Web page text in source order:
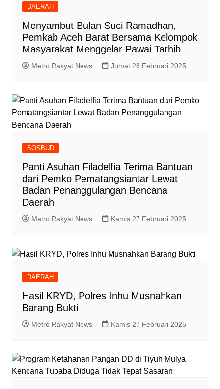
DAERAH
Menyambut Bulan Suci Ramadhan,
Pemkab Aceh Barat Bersama Kelompok
Masyarakat Menggelar Pawai Tarhib
Metro Rakyat News Jumat 28 Februari 2025
SOSBUD
Panti Asuhan Filadelfia Terima Bantuan
dari Pemko Pematangsiantar Lewat
Badan Penanggulangan Bencana
Daerah
Metro Rakyat News Kamis 27 Februari 2025
DAERAH
Hasil KRYD, Polres Inhu Musnahkan
Barang Bukti
Metro Rakyat News Kamis 27 Februari 2025